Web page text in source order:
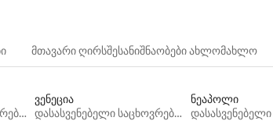
მთავარი ღირსშესანიშნაობები ახლომახლო
დასასვენებელი საცხოვრებლები
ვენეცია
დასასვენებელი საცხოვრებლები
ნეაპოლი